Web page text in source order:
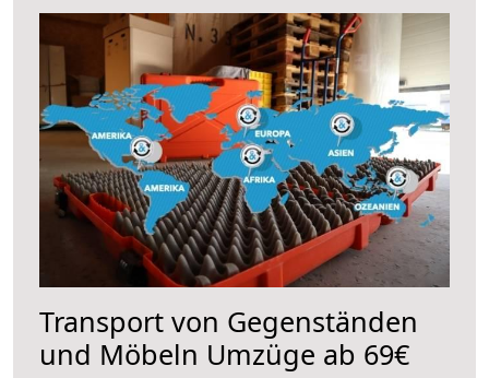
Transport von Gegenständen
und Möbeln Umzüge ab 69€